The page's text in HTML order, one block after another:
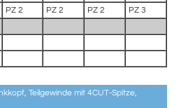
PZ 2 PZ 2 PZ 2
PZ 3
Teilgewinde mit 4CUT-Spitze,